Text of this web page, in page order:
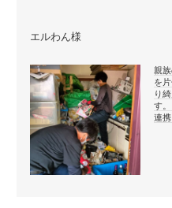
エルわん様
親
を
り
す
連携